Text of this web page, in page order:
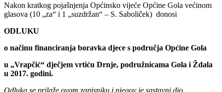
Nakon kratkog pojašnjenja Općinsko vijeće Općine Gola većinom
glasova (10 „za“ i 1 „suzdržan“ – S. Saboliček) donosi
ODLUKU
o načinu financiranja boravka djece s područja Općine Gola
u „Vrapčić“ dječjem vrtiću Drnje, podružnicama Gola i Ždala
u 2017. godini.
Odluka se prilaže ovom zapisniku i njegov je sastavni dio.